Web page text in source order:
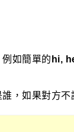
如簡單的 hi,
，如果對方